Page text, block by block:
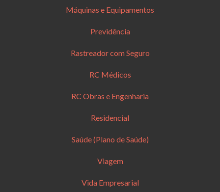
Máquinas e Equipamentos
Previdência
Rastreador com Seguro
RC Médicos
RC Obras e Engenharia
Residencial
Saúde (Plano de Saúde)
Viagem
Vida Empresarial